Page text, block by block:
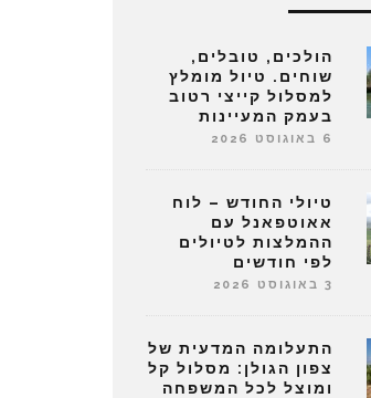
הולכים, טובלים,
שוחים. טיול מומלץ
למסלול קייצי רטוב
בעמק המעיינות
6 באוגוסט 2026
טיולי החודש – לוח
אאוטפאנל עם
ההמלצות לטיולים
לפי חודשים
3 באוגוסט 2026
התעלומה המדעית של
צפון הגולן: מסלול קל
ומוצל לכל המשפחה